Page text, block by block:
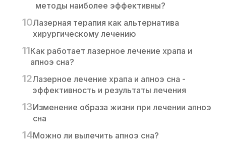
методы наиболее эффективны?
Лазерная терапия как альтернатива
хирургическому лечению
Как работает лазерное лечение храпа и
апноэ сна?
Лазерное лечение храпа и апноэ сна -
эффективность и результаты лечения
Изменение образа жизни при лечении апноэ
сна
Можно ли вылечить апноэ сна?